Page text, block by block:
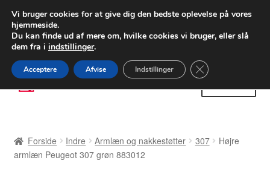
LEVERING fra 55 kr.
FEDEX verdensomspændende forsendelse
80 82 72 02
Spring
til
Spring
til
Betalinger
Forside Indre Armlæn og nakkestøtter 307
Højre
armlæn Peugeot 307 grøn 883012
Vi bruger cookies for at give dig den bedste oplevelse på vores
hjemmeside.
Du kan finde ud af mere om, hvilke cookies vi bruger, eller slå
dem fra i indstillinger.
Acceptere Afvise Indstillinger Close GDPR